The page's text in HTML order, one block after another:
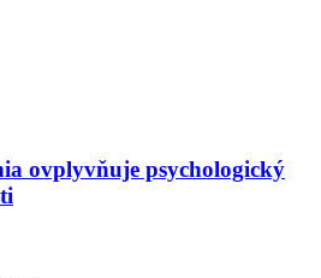
ovplyvňuje psychologický